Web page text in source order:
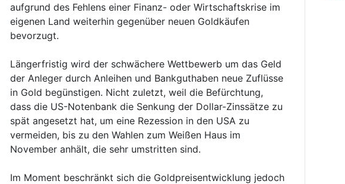
aufgrund des Fehlens einer Finanz- oder Wirtschaftskrise im
eigenen Land weiterhin gegenüber neuen Goldkäufen
bevorzugt.
Längerfristig wird der schwächere Wettbewerb um das Geld
der Anleger durch Anleihen und Bankguthaben neue Zuflüsse
in Gold begünstigen. Nicht zuletzt, weil die Befürchtung,
dass die US-Notenbank die Senkung der Dollar-Zinssätze zu
spät angesetzt hat, um eine Rezession in den USA zu
vermeiden, bis zu den Wahlen zum Weißen Haus im
November anhält, die sehr umstritten sind.
Im Moment beschränkt sich die Goldpreisentwicklung jedoch